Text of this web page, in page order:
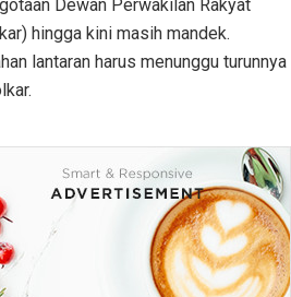
Dewan Perwakilan Rakyat
hingga kini masih mandek.
lantaran harus menunggu turunnya